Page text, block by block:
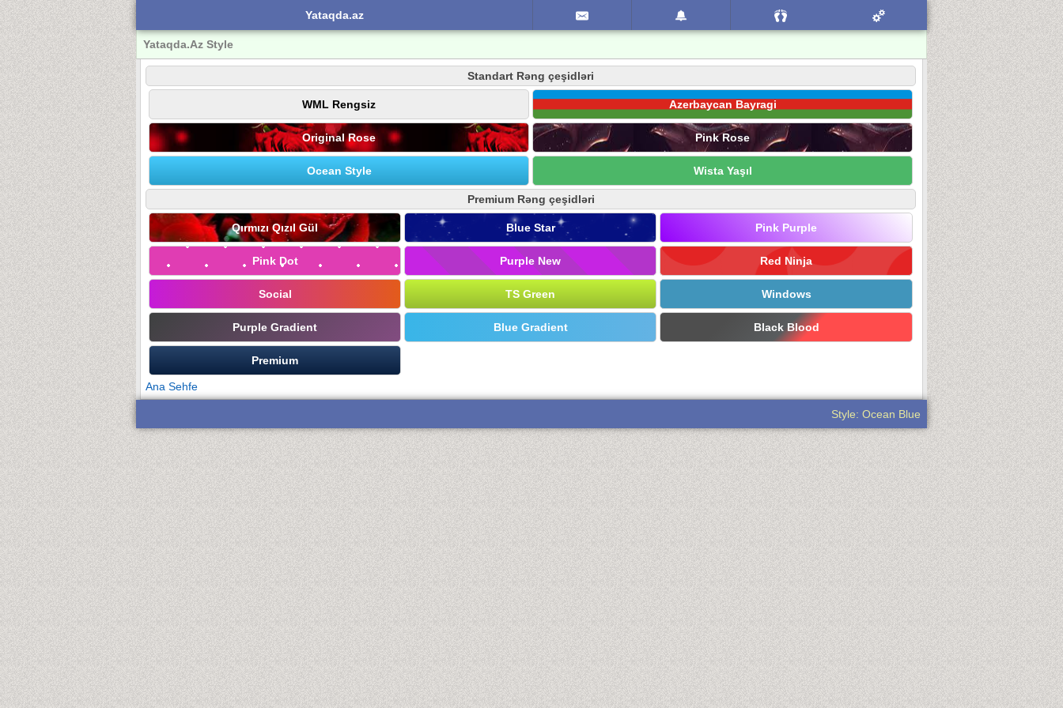
Yataqda.az
Yataqda.Az Style
Standart Rəng çeşidləri
WML Rengsiz Azerbaycan Bayragi
Original Rose Pink Rose
Ocean Style Wista Yaşıl
Premium Rəng çeşidləri
Qırmızı Qızıl Gül Blue Star Pink Purple
Pink Dot Purple New Red Ninja
Social TS Green Windows
Purple Gradient Blue Gradient Black Blood
Premium
Ana Sehfe
Style: Ocean Blue